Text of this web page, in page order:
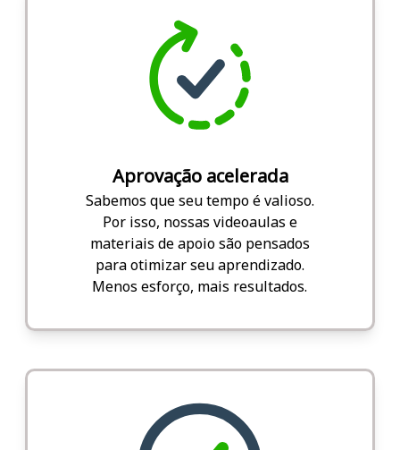
Aprovação acelerada
Sabemos que seu tempo é valioso.
Por isso, nossas videoaulas e
materiais de apoio são pensados
para otimizar seu aprendizado.
Menos esforço, mais resultados.